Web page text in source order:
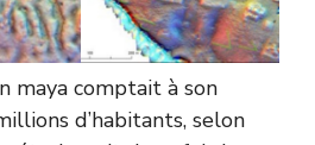
maya comptait à son
d’habitants, selon